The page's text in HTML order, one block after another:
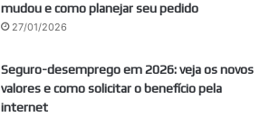
mudou e como planejar seu pedido
27/01/2026
Seguro-desemprego em 2026: veja os novos
valores e como solicitar o benefício pela
internet